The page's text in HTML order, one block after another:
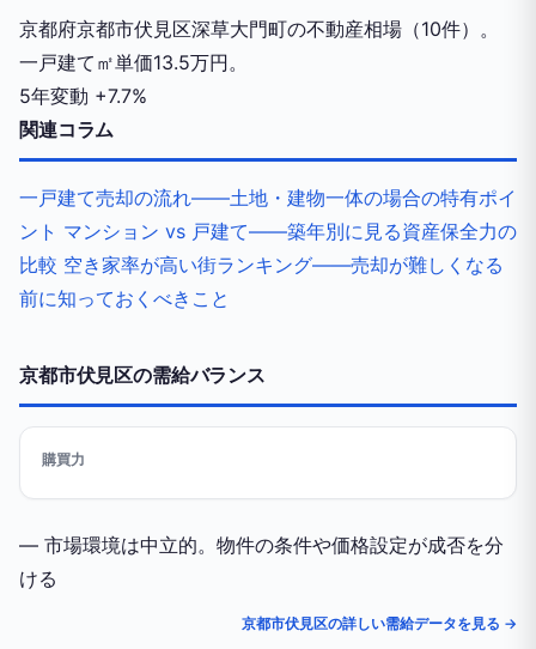
京都府京都市伏見区深草大門町の不動産相場（10件）。
一戸建て㎡単価13.5万円。
5年変動 +7.7%
関連コラム
一戸建て売却の流れ——土地・建物一体の場合の特有ポイ
ント マンション vs 戸建て——築年別に見る資産保全力の
比較 空き家率が高い街ランキング——売却が難しくなる
前に知っておくべきこと
京都市伏見区の需給バランス
購買力
— 市場環境は中立的。物件の条件や価格設定が成否を分
ける
京都市伏見区の詳しい需給データを見る →